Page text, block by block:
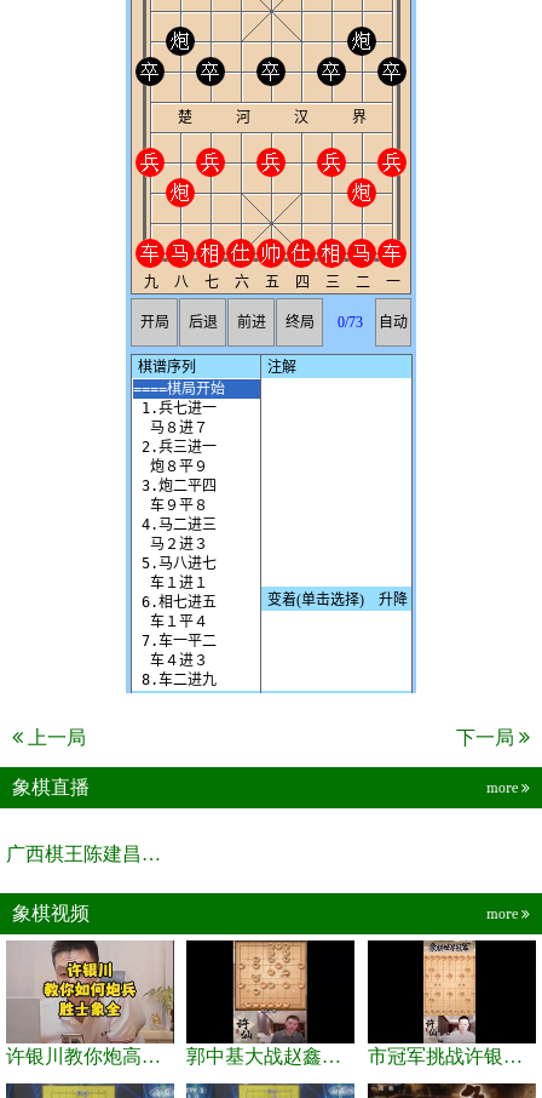
上一局 下一局
象棋直播 more
广西棋王陈建昌直播间
象棋视频 more
许银川教你炮高兵士象全如何赢士象全，简单四步即可 郭中基大战赵鑫鑫，许银川激情讲解 市冠军挑战许银川，急进中兵变化真激烈！